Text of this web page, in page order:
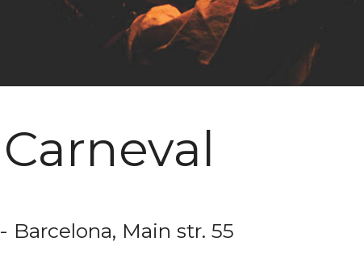
Barcelona, Main str. 55